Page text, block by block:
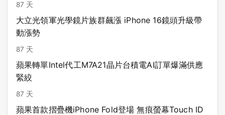
87 天
大立光領軍光學鏡片族群飆漲 iPhone 16鏡頭升級帶
動漲勢
87 天
蘋果轉單Intel代工M7A21晶片台積電AI訂單爆滿供應
緊絞
87 天
蘋果首款摺疊機iPhone Fold登場 無痕螢幕Touch ID